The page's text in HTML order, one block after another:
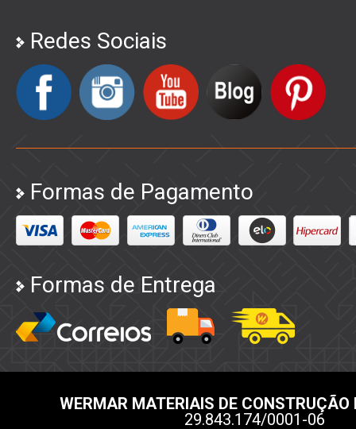
Redes Sociais
Formas de Pagamento
Formas de Entrega
WERMAR MATERIAIS DE CONSTRUÇÃO
29.843.174/0001-06